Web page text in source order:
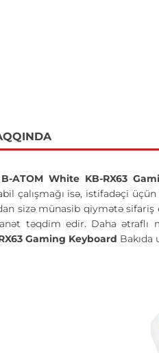
ATOM White KB-RX63
çalışmağı isə, istifadəçi
sizə münasib qiymətə sifariş
təqdim edir. Daha ətraflı
Gaming Keyboard